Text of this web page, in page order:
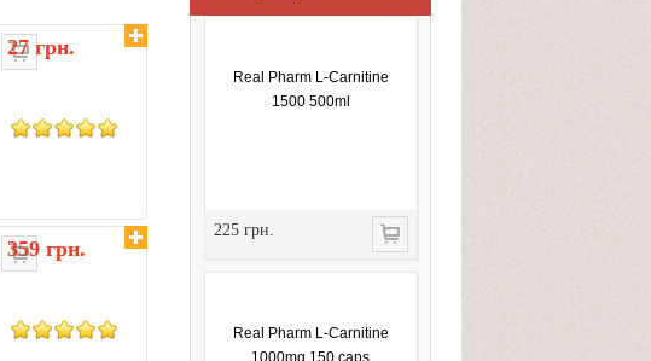
Real Pharm L-Carnitine
1500 500ml
225 грн.
Real Pharm L-Carnitine
1000mg 150 caps
27 грн.
359 грн.